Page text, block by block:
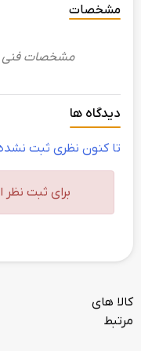
مشخصات
مشخصات فنی
دیدگاه ها
تا کنون نظری ثبت
برای ثبت نظر
کالا های
مرتبط